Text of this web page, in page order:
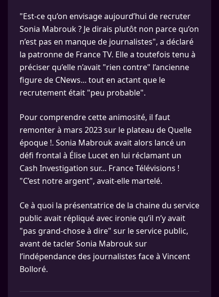
"Est-ce qu’on envisage aujourd’hui de recruter
Sonia Mabrouk ? Je dirais plutôt non parce qu’on
n’est pas en manque de journalistes", a déclaré
la patronne de France TV. Elle a toutefois tenu à
préciser qu’elle n’avait "rien contre" l’ancienne
figure de CNews... tout en actant que le
recrutement était "peu probable".
Pour comprendre cette animosité, il faut
remonter à mars 2023 sur le plateau de Quelle
époque !. Sonia Mabrouk avait alors lancé un
défi frontal à Élise Lucet en lui réclamant un
Cash Investigation sur... France Télévisions !
"C’est notre argent", avait-elle martelé.
Ce à quoi la présentatrice de la chaine du service
public avait répliqué avec ironie qu’il n’y avait
"pas grand-chose à dire" sur le service public,
avant de tacler Sonia Mabrouk sur
l’indépendance des journalistes face à Vincent
Bolloré.